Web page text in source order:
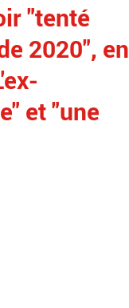
"tenté
2020", en
et "une